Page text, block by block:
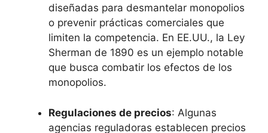
diseñadas para desmantelar monopolios ​
o‌ prevenir prácticas comerciales que
limiten la competencia. En EE.UU., la Ley
Sherman de 1890 es ⁣un ejemplo notable
que busca ⁢combatir los efectos‌ de‌ los​
monopolios.
Regulaciones de precios:​ Algunas
agencias reguladoras establecen ‌precios